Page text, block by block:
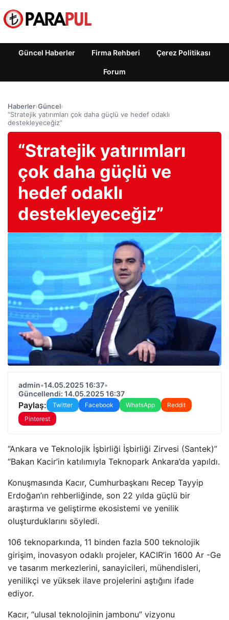
Güncel Haberler Firma Rehberi Çerez Politikası
Forum
Haberler›Güncel›
“Stratejik yatırımları çok daha güçlü ve hedef odaklı
destekleyeceğiz”
“Stratejik yatırımları
çok daha güçlü ve
hedef odaklı
destekleyeceğiz”
admin•14.05.2025 16:37•
Güncellendi: 14.05.2025 16:37
Paylaş: Twitter Facebook WhatsApp
Reddit
Pinterest
“Ankara ve Teknolojik İşbirliği İşbirliği Zirvesi (Santek)”
“Bakan Kacir’in katılımıyla Teknopark Ankara’da yapıldı.
Konuşmasında Kacır, Cumhurbaşkanı Recep Tayyip
Erdoğan’ın rehberliğinde, son 22 yılda güçlü bir
araştırma ve geliştirme ekosistemi ve yenilik
oluşturduklarını söyledi.
106 teknoparkında, 11 binden fazla 500 teknolojik
girişim, inovasyon odaklı projeler, KACIR’in 1600 Ar -Ge
ve tasarım merkezlerini, sanayicileri, mühendisleri,
yenilikçi ve yüksek ilave projelerini aştığını ifade
ediyor.
Kacır, “ulusal teknolojinin jambonu” vizyonu